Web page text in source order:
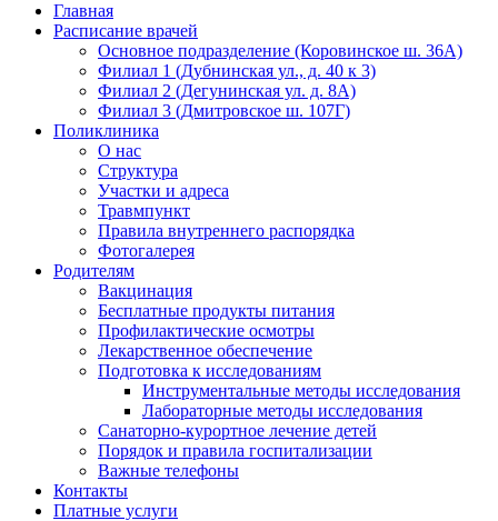
Главная
Расписание врачей
Основное подразделение (Коровинское ш. 36А)
Филиал 1 (Дубнинская ул., д. 40 к 3)
Филиал 2 (Дегунинская ул. д. 8А)
Филиал 3 (Дмитровское ш. 107Г)
Поликлиника
О нас
Структура
Участки и адреса
Травмпункт
Правила внутреннего распорядка
Фотогалерея
Родителям
Вакцинация
Бесплатные продукты питания
Профилактические осмотры
Лекарственное обеспечение
Подготовка к исследованиям
Инструментальные методы исследования
Лабораторные методы исследования
Санаторно-курортное лечение детей
Порядок и правила госпитализации
Важные телефоны
Контакты
Платные услуги